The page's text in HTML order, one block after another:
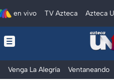
en vivo TV Azteca Azteca
Venga La Alegría Ventaneando